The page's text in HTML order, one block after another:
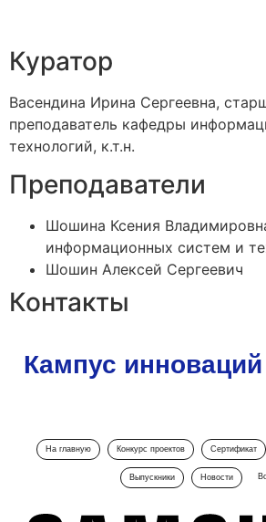
Куратор
Васендина Ирина Сергеевна,
преподаватель кафедры
технологий, к.т.н.
Преподаватели
Шошина Ксения
информационных систем и
Шошин Алексей Сергеевич
Контакты
Кампус
На главную Конкурс проектов Сертификат
Выпускники Новости